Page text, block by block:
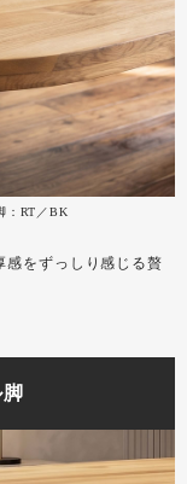
：RT／BK
感をずっしり感じる贅